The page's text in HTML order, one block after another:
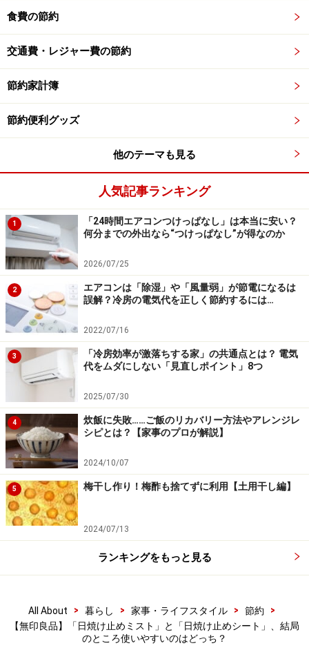
「日焼け止めミスト」の詳細
腕や脚にまんべんなく塗るなら「日焼け止
めシート」
大きく厚みがある「日焼け止めシート」
「日焼け止めシート」は大きめの75×160ミリサイズで少
し厚みもあるので、腕や脚、首の後ろなどにまんべんな
く塗ることが可能です。シートタイプなので人混みでも
周りを気にすることなくサッと日焼け対策ができる点が
いいですね。
ただし、SPF12、PA＋と日焼け止め効果はあまり高くは
ないので、頻繁に塗り直しが必要になります。
メイクの上から日焼け対策をするなら圧倒
的に「日焼け止めミスト」
メイクの上からでも使いやすい細かいミスト
多くの人が気にしているのが顔の日焼けではないでしょ
うか。朝に日焼け止めを塗っても、長時間外出している
と効果は薄れてしまいます。クリームタイプやジェルタ
イプの日焼け止めをメイクの上から使うとメイクが落ち
てしまいますが、細かい霧状になって出てくる「日焼け
止めミスト」ならその心配もありません。顔から少し離
す。
気になるときにカバンから出してサッとスプレーをすれ
食費の節約
交通費・レジャー費の節約
節約家計簿
節約便利グッズ
他のテーマも見る
人気記事ランキング
1
「24時間エアコンつけっぱなし」は本当に安い？
何分までの外出なら“つけっぱなし”が得なのか
2026/07/25
2
エアコンは「除湿」や「風量弱」が節電になるは
誤解？冷房の電気代を正しく節約するには…
2022/07/16
3
「冷房効率が激落ちする家」の共通点とは？ 電気
代をムダにしない「見直しポイント」8つ
2025/07/30
4
炊飯に失敗……ご飯のリカバリー方法やアレンジレ
シピとは？【家事のプロが解説】
2024/10/07
5 梅干し作り！梅酢も捨てずに利用【土用干し編】
2024/07/13
ランキングをもっと見る
All About > 暮らし > 家事・ライフスタイル > 節約
>
【無印良品】「日焼け止めミスト」と「日焼け止めシート」、結局
のところ使いやすいのはどっち？